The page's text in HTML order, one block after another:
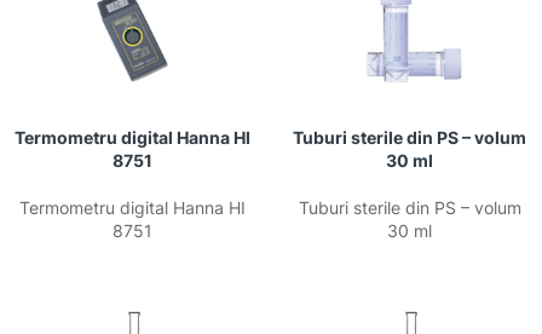
Termometru digital Hanna HI
8751
Termometru digital Hanna HI
8751
Tuburi sterile din PS – volum
30 ml
Tuburi sterile din PS – volum
30 ml